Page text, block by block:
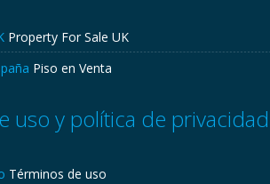
Property For Sale UK
Piso en Venta
uso y política de privacidad
Términos de uso